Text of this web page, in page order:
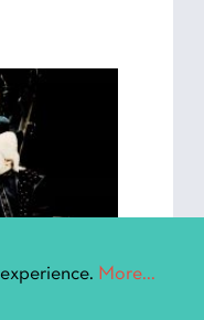
More...